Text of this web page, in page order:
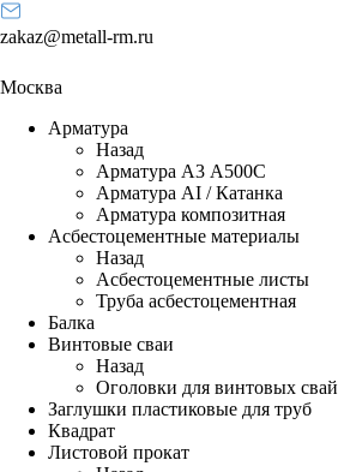
zakaz@metall-rm.ru
Москва
Арматура
Назад
Арматура А3 А500С
Арматура АI / Катанка
Арматура композитная
Асбестоцементные материалы
Назад
Асбестоцементные листы
Труба асбестоцементная
Балка
Винтовые сваи
Назад
Оголовки для винтовых свай
Заглушки пластиковые для труб
Квадрат
Листовой прокат